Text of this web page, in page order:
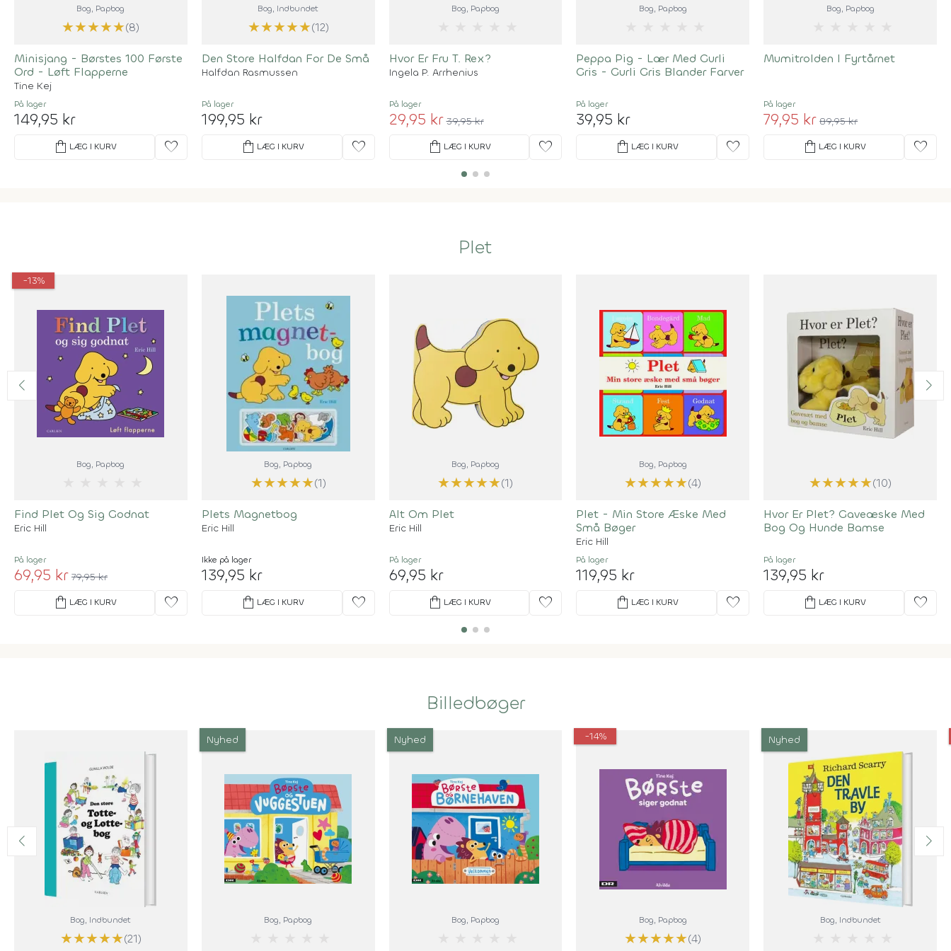
Bog, Papbog
★★★★★(8)
Minisjang - Børstes 100 Første
Ord - Løft Flapperne
Tine Kej
På lager
149,95 kr
shopping_bag LÆG I KURV favorite
Bog, Indbundet
★★★★★(12)
Den Store Halfdan For De Små
Halfdan Rasmussen
På lager
199,95 kr
shopping_bag LÆG I KURV favorite
Bog, Papbog
Hvor Er Fru T. Rex?
Ingela P. Arrhenius
På lager
29,95 kr 39,95 kr
shopping_bag LÆG I KURV favorite
Bog, Papbog
Peppa Pig - Lær Med Gurli
Gris - Gurli Gris Blander Farver
På lager
39,95 kr
shopping_bag LÆG I KURV favorite
Bog, Papbog
Mumitrolden I Fyrtårnet
På lager
79,95 kr 89,95 kr
shopping_bag LÆG I KURV favorite
Plet
-13%
Bog, Papbog
Find Plet Og Sig Godnat
Eric Hill
På lager
69,95 kr 79,95 kr
shopping_bag LÆG I KURV favorite
Bog, Papbog
★★★★★(1)
Plets Magnetbog
Eric Hill
Ikke på lager
139,95 kr
shopping_bag LÆG I KURV favorite
Bog, Papbog
★★★★★(1)
Alt Om Plet
Eric Hill
På lager
69,95 kr
shopping_bag LÆG I KURV favorite
Bog, Papbog
★★★★★(4)
Plet - Min Store Æske Med
Små Bøger
Eric Hill
På lager
119,95 kr
shopping_bag LÆG I KURV favorite
★★★★★(10)
Hvor Er Plet? Gaveæske Med
Bog Og Hunde Bamse
På lager
139,95 kr
shopping_bag LÆG I KURV favorite
Billedbøger
Bog, Indbundet
★★★★★(21)
Nyhed
Bog, Papbog
Nyhed
Bog, Papbog
-14%
Bog, Papbog
★★★★★(4)
Nyhed
Bog, Indbundet